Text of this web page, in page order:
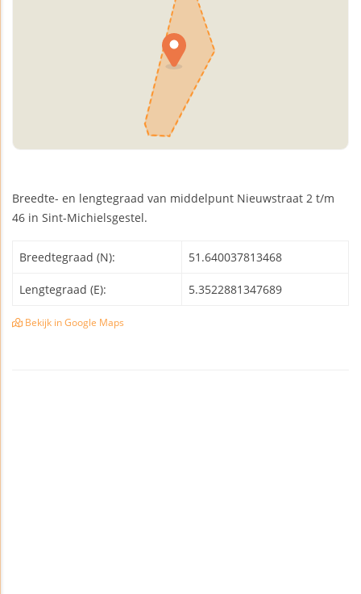
Breedte- en lengtegraad van middelpunt Nieuwstraat 2 t/m
46 in Sint-Michielsgestel.
Breedtegraad (N): 51.640037813468
Lengtegraad (E): 5.3522881347689
Bekijk in Google Maps